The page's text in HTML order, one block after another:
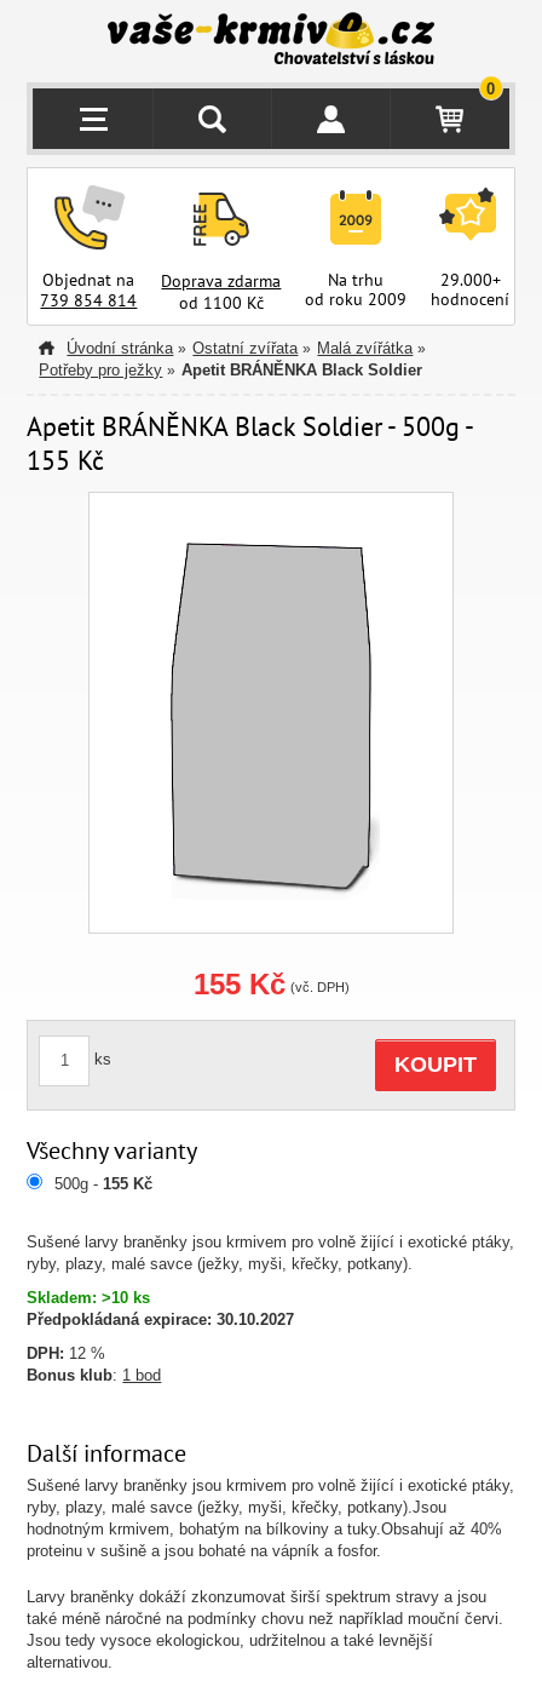
0
Objednat na
739 854 814
Doprava zdarma
od 1100 Kč
Na trhu
od roku 2009
29.000+
hodnocení
Úvodní stránka » Ostatní zvířata » Malá zvířátka »
Potřeby pro ježky » Apetit BRÁNĚNKA Black Soldier
Apetit BRÁNĚNKA Black Soldier - 500g -
155 Kč
Sušené larvy braněnky jsou krmivem pro volně žijící i exotické ptáky,
ryby, plazy, malé savce (ježky, myši, křečky, potkany).
Skladem: >10 ks
Předpokládaná expirace: 30.10.2027
DPH: 12 %
Bonus klub: 1 bod
155 Kč (vč. DPH)
ks KOUPIT
Všechny varianty
500g -155 Kč
Další informace
Sušené larvy braněnky jsou krmivem pro volně žijící i exotické ptáky,
ryby, plazy, malé savce (ježky, myši, křečky, potkany).Jsou
hodnotným krmivem, bohatým na bílkoviny a tuky.Obsahují až 40%
proteinu v sušině a jsou bohaté na vápník a fosfor.
Larvy braněnky dokáží zkonzumovat širší spektrum stravy a jsou
také méně náročné na podmínky chovu než například mouční červi.
Jsou tedy vysoce ekologickou, udržitelnou a také levnější
alternativou.